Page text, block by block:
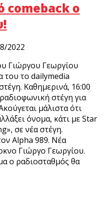
comeback ο
2022
Γιώργου Γεωργίου
του το dailymedia
Καθημερινά, 16:00
στέγη για
μάλιστα ότι
όνομα, κάτι με Star
σε νέα στέγη.
Alpha 989. Νέα
Γιώργο Γεωργίου.
ο ραδιοσταθμός θα